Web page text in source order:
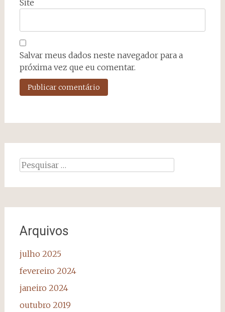
Site
Salvar meus dados neste navegador para a
próxima vez que eu comentar.
Pesquisar
por:
Arquivos
julho 2025
fevereiro 2024
janeiro 2024
outubro 2019